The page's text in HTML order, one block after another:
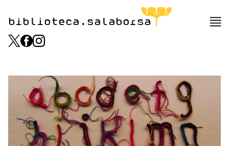
biblioteca.salaborsa